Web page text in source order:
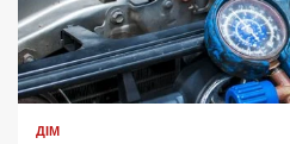
ДІМ